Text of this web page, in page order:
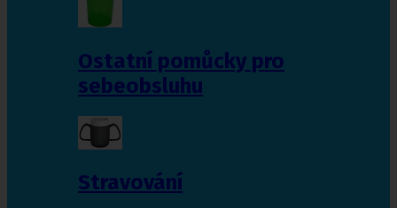
Ostatní pomůcky pro
sebeobsluhu
Stravování